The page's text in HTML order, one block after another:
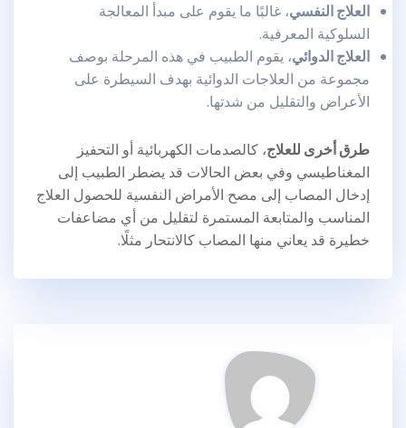
العلاج النفسي، غالبًا ما يقوم على مبدأ المعالجة
السلوكية المعرفية.
العلاج الدوائي، يقوم الطبيب في هذه المرحلة بوصف
مجموعة من العلاجات الدوائية بهدف السيطرة على
الأعراض والتقليل من شدتها.
طرق أخرى للعلاج، كالصدمات الكهربائية أو التحفيز
المغناطيسي وفي بعض الحالات قد يضطر الطبيب إلى
إدخال المصاب إلى مصح الأمراض النفسية للحصول العلاج
المناسب والمتابعة المستمرة لتقليل من أي مضاعفات
خطيرة قد يعاني منها المصاب كالانتحار مثلًا.